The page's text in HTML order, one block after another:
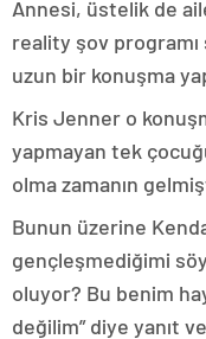
Annesi, üstelik de
reality şov programı
uzun bir konuşma
Kris Jenner o
yapmayan tek
olma zamanın
Bunun üzerine
gençleşmediğimi
oluyor? Bu benim
değilim” diye yanıt